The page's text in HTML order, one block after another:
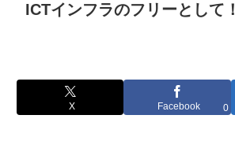
ICTインフラのフリーとして！
X Facebook 0